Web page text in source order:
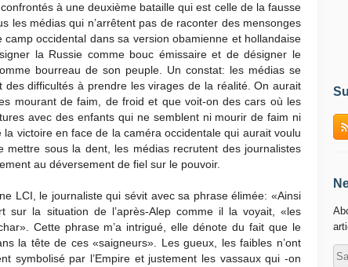
à une deuxième bataille qui est celle de la fausse
les médias qui n’arrêtent pas de raconter des mensonges
occidental dans sa version obamienne et hollandaise
la Russie comme bouc émissaire et de désigner le
bourreau de son peuple. Un constat: les médias se
difficultés à prendre les virages de la réalité. On aurait
mourant de faim, de froid et que voit-on des cars où les
avec des enfants qui ne semblent ni mourir de faim ni
victoire en face de la caméra occidentale qui aurait voulu
mettre sous la dent, les médias recrutent des journalistes
au déversement de fiel sur le pouvoir.
LCI, le journaliste qui sévit avec sa phrase élimée: «Ainsi
sur la situation de l’après-Alep comme il la voyait, «les
Cette phrase m’a intrigué, elle dénote du fait que le
la tête de ces «saigneurs». Les gueux, les faibles n’ont
symbolisé par l’Empire et justement les vassaux qui -on